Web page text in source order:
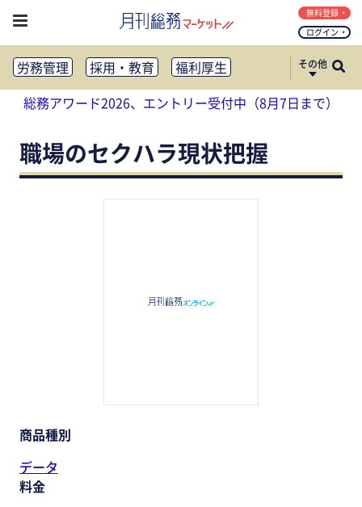
ログイン
無料登録
労務管理 採用・教育
福利厚生
健康経営
働き方改革
法務・コンプライアンス
リスクマネジメント・BCP
社外・社内広報
社外・社内コミュニケーション活性化
FM・オフィス移転
CSR・SDGs
その他
総務アワード2026、エントリー受付中（8月7日まで）
職場のセクハラ現状把握
商品種別
データ
料金